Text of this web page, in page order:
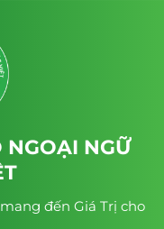
NGỮ
đến Giá Trị cho